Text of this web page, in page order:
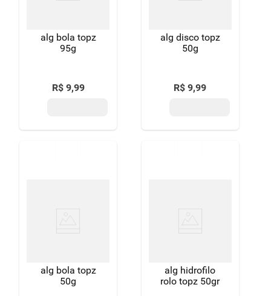
alg bola topz
95g
R$ 9,99
alg disco topz
50g
R$ 9,99
alg bola topz
50g
alg hidrofilo
rolo topz 50gr